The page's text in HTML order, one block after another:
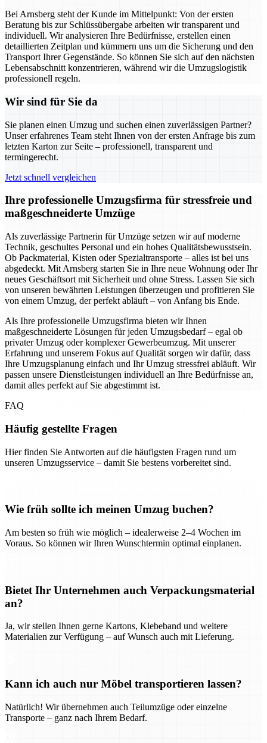
Bei Arnsberg steht der Kunde im Mittelpunkt: Von der ersten
Beratung bis zur Schlüssübergabe arbeiten wir transparent und
individuell. Wir analysieren Ihre Bedürfnisse, erstellen einen
detaillierten Zeitplan und kümmern uns um die Sicherung und den
Transport Ihrer Gegenstände. So können Sie sich auf den nächsten
Lebensabschnitt konzentrieren, während wir die Umzugslogistik
professionell regeln.
Wir sind für Sie da
Sie planen einen Umzug und suchen einen zuverlässigen Partner?
Unser erfahrenes Team steht Ihnen von der ersten Anfrage bis zum
letzten Karton zur Seite – professionell, transparent und
termingerecht.
Jetzt schnell vergleichen
Ihre professionelle Umzugsfirma für stressfreie und
maßgeschneiderte Umzüge
Als zuverlässige Partnerin für Umzüge setzen wir auf moderne
Technik, geschultes Personal und ein hohes Qualitätsbewusstsein.
Ob Packmaterial, Kisten oder Spezialtransporte – alles ist bei uns
abgedeckt. Mit Arnsberg starten Sie in Ihre neue Wohnung oder Ihr
neues Geschäftsort mit Sicherheit und ohne Stress. Lassen Sie sich
von unseren bewährten Leistungen überzeugen und profitieren Sie
von einem Umzug, der perfekt abläuft – von Anfang bis Ende.
Als Ihre professionelle Umzugsfirma bieten wir Ihnen
maßgeschneiderte Lösungen für jeden Umzugsbedarf – egal ob
privater Umzug oder komplexer Gewerbeumzug. Mit unserer
Erfahrung und unserem Fokus auf Qualität sorgen wir dafür, dass
Ihre Umzugsplanung einfach und Ihr Umzug stressfrei abläuft. Wir
passen unsere Dienstleistungen individuell an Ihre Bedürfnisse an,
damit alles perfekt auf Sie abgestimmt ist.
FAQ
Häufig gestellte Fragen
Hier finden Sie Antworten auf die häufigsten Fragen rund um
unseren Umzugsservice – damit Sie bestens vorbereitet sind.
Wie früh sollte ich meinen Umzug buchen?
Am besten so früh wie möglich – idealerweise 2–4 Wochen im
Voraus. So können wir Ihren Wunschtermin optimal einplanen.
Bietet Ihr Unternehmen auch Verpackungsmaterial
an?
Ja, wir stellen Ihnen gerne Kartons, Klebeband und weitere
Materialien zur Verfügung – auf Wunsch auch mit Lieferung.
Kann ich auch nur Möbel transportieren lassen?
Natürlich! Wir übernehmen auch Teilumzüge oder einzelne
Transporte – ganz nach Ihrem Bedarf.